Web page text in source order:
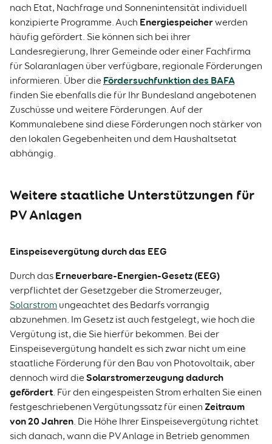
nach Etat, Nachfrage und Sonnenintensität individuell
konzipierte Programme. Auch Energiespeicherwerden
häufig gefördert. Sie können sich bei ihrer
Landesregierung, Ihrer Gemeinde oder einer Fachfirma
für Solaranlagen über verfügbare, regionale Förderungen
informieren. Über die Fördersuchfunktion des BAFA
finden Sie ebenfalls die für Ihr Bundesland angebotenen
Zuschüsse und weitere Förderungen. Auf der
Kommunalebene sind diese Förderungen noch stärker von
den lokalen Gegebenheiten und dem Haushaltsetat
abhängig.
Weitere staatliche Unterstützungen für
PV Anlagen
Einspeisevergütung durch das EEG
Durch das Erneuerbare-Energien-Gesetz (EEG)
verpflichtet der Gesetzgeber die Stromerzeuger,
Solarstrom ungeachtet des Bedarfs vorrangig
abzunehmen. Im Gesetz ist auch festgelegt, wie hoch die
Vergütung ist, die Sie hierfür bekommen. Bei der
Einspeisevergütung handelt es sich zwar nicht um eine
staatliche Förderung für den Bau von Photovoltaik, aber
dennoch wird die Solarstromerzeugung dadurch
gefördert. Für den eingespeisten Strom erhalten Sie einen
festgeschriebenen Vergütungssatz für einen Zeitraum
von 20 Jahren. Die Höhe Ihrer Einspeisevergütung richtet
sich danach, wann die PV Anlage in Betrieb genommen